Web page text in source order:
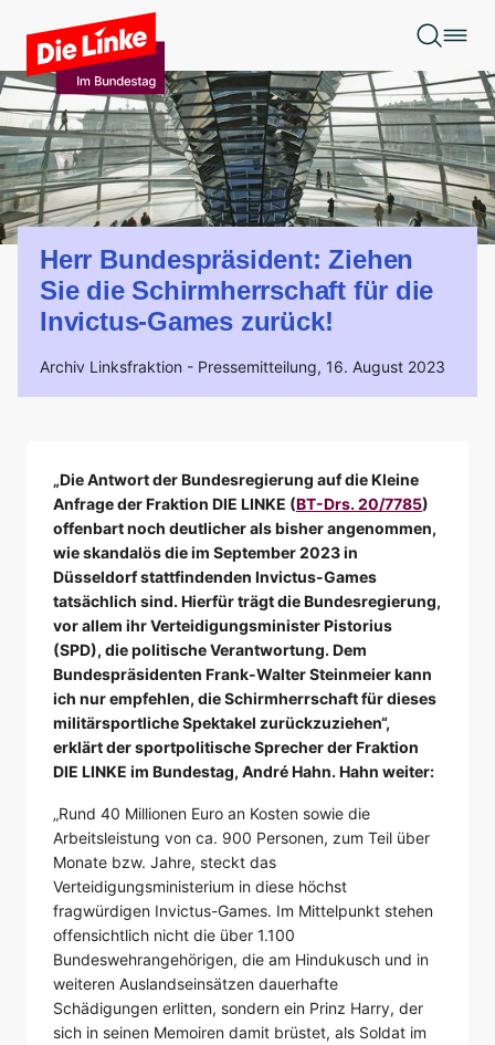
Zum Hauptinhalt springen
Herr Bundespräsident: Ziehen
Sie die Schirmherrschaft für die
Invictus-Games zurück!
Archiv Linksfraktion - Pressemitteilung, 16. August 2023
„Die Antwort der Bundesregierung auf die Kleine
Anfrage der Fraktion DIE LINKE (BT-Drs. 20/7785)
offenbart noch deutlicher als bisher angenommen,
wie skandalös die im September 2023 in
Düsseldorf stattfindenden Invictus-Games
tatsächlich sind. Hierfür trägt die Bundesregierung,
vor allem ihr Verteidigungsminister Pistorius
(SPD), die politische Verantwortung. Dem
Bundespräsidenten Frank-Walter Steinmeier kann
ich nur empfehlen, die Schirmherrschaft für dieses
militärsportliche Spektakel zurückzuziehen“,
erklärt der sportpolitische Sprecher der Fraktion
DIE LINKE im Bundestag, André Hahn. Hahn weiter:
„Rund 40 Millionen Euro an Kosten sowie die
Arbeitsleistung von ca. 900 Personen, zum Teil über
Monate bzw. Jahre, steckt das
Verteidigungsministerium in diese höchst
fragwürdigen Invictus-Games. Im Mittelpunkt stehen
offensichtlich nicht die über 1.100
Bundeswehrangehörigen, die am Hindukusch und in
weiteren Auslandseinsätzen dauerhafte
Schädigungen erlitten, sondern ein Prinz Harry, der
sich in seinen Memoiren damit brüstet, als Soldat im